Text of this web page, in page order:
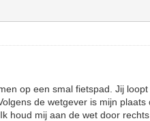
op een smal fietspad. Jij
de wetgever is mijn
houd mij aan de wet door